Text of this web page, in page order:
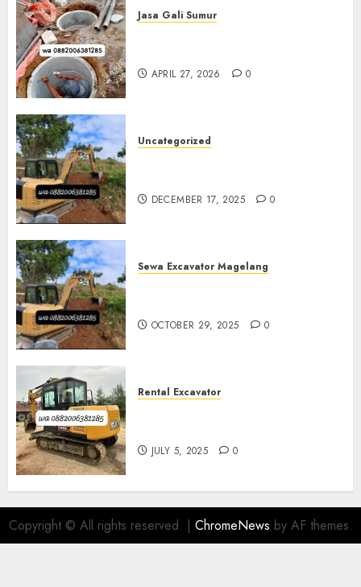
Jasa Gali Sumur
APRIL 27, 2026 0
Uncategorized
DECEMBER 17, 2025 0
Sewa Excavator Magelang
OCTOBER 29, 2025 0
Rental Excavator
JULY 5, 2025 0
Copyright © All rights reserved. | ChromeNews by AF themes.